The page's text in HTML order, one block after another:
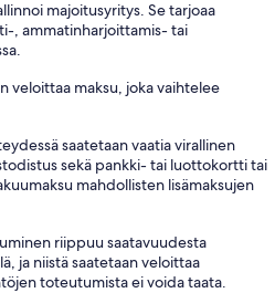
majoitusyritys. Se tarjoaa
, ammatinharjoittamis- tai
veloittaa maksu, joka vaihtelee
saatetaan vaatia virallinen
sekä pankki- tai luottokortti tai
mahdollisten lisämaksujen
riippuu saatavuudesta
ja niistä saatetaan veloittaa
toteutumista ei voida taata.